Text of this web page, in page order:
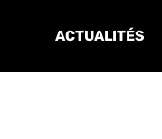
ACTUALITÉS